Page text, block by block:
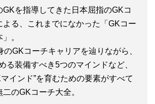
を指導してきた日本屈指のGKコ
よる、これまでになかった「GKコー
。
のGKコーチキャリアを辿りながら、
る装備すべき5つのマインドなど、
インド”を育むための要素がすべて
のGKコーチ大全。